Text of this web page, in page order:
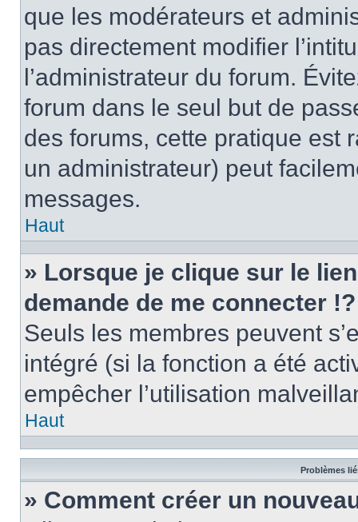
que les modérateurs et
pas directement modifier
l’administrateur du forum.
forum dans le seul but de
des forums, cette pratique est
un administrateur) peut
messages.
Haut
» Lorsque je clique sur le
demande de me connecter !?
Seuls les membres peuvent
intégré (si la fonction a été
empêcher l’utilisation
Haut
Problèmes
» Comment créer un